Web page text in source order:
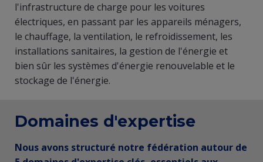
l'infrastructure de charge pour les voitures
électriques, en passant par les appareils ménagers,
le chauffage, la ventilation, le refroidissement, les
installations sanitaires, la gestion de l'énergie et
bien sûr les systèmes d'énergie renouvelable et le
stockage de l'énergie.
Domaines d'expertise
Nous avons structuré notre fédération autour de